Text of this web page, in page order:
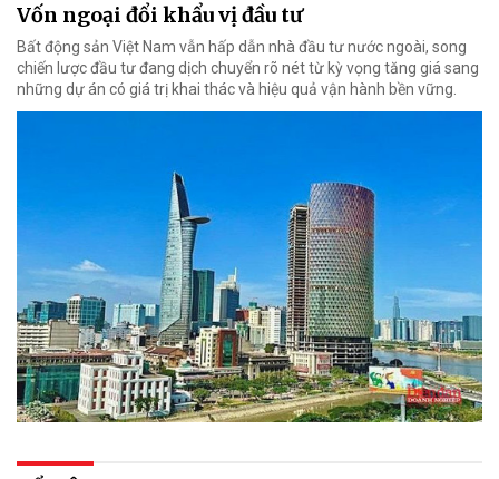
Vốn ngoại đổi khẩu vị đầu tư
Bất động sản Việt Nam vẫn hấp dẫn nhà đầu tư nước ngoài, song
chiến lược đầu tư đang dịch chuyển rõ nét từ kỳ vọng tăng giá sang
những dự án có giá trị khai thác và hiệu quả vận hành bền vững.